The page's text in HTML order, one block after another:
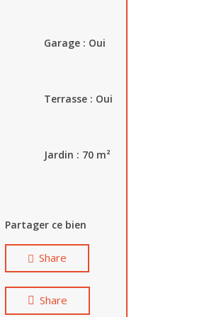
Garage : Oui
Terrasse : Oui
Jardin : 70 m²
Partager ce bien
Share
Share